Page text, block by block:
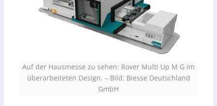
Auf der Hausmesse zu sehen: Rover Multi Up M G im
überarbeiteten Design. – Bild: Biesse Deutschland
GmbH